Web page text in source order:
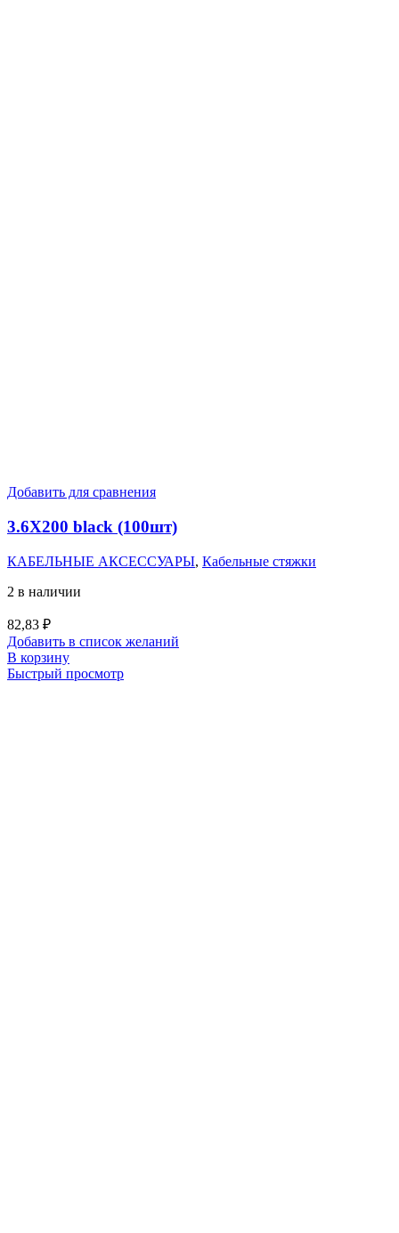
Добавить для сравнения
3.6X200 black (100шт)
КАБЕЛЬНЫЕ АКСЕССУАРЫ, Кабельные стяжки
2 в наличии
82,83 ₽
Добавить в список желаний
В корзину
Быстрый просмотр